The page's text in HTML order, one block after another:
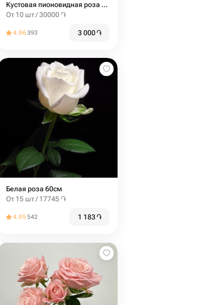
Кустовая пионовидная роза misty bubbles
От 10 шт / 30000 ֏
4.96393 3 000֏
Белая роза 60см
От 15 шт / 17745 ֏
4.95542 1 183֏